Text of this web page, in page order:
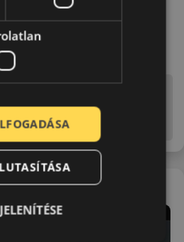
a korábbi EU-s címkével